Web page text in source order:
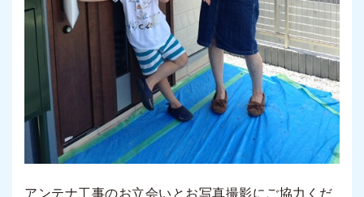
アンテナ工事のお立会いとお写真撮影にご協力くだ